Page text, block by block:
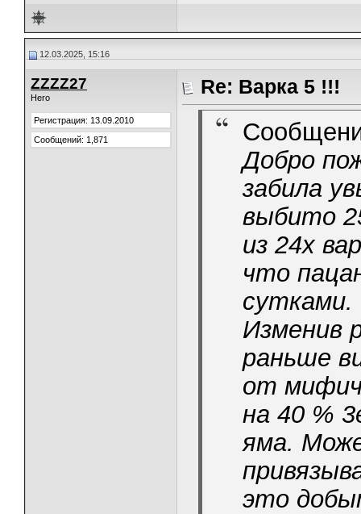
12.03.2025, 15:16
ZZZZ27
Hero
Регистрация: 13.09.2010
Сообщений: 1,871
Re: Варка 5 !!!
Добро
забила
выбито
из 24х
что
сутками.
Изменив
раньше
от
на 40 %
яма.
это